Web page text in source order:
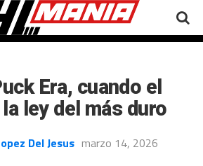
Era, cuando el
ley del más duro
Del Jesus marzo 14, 2026